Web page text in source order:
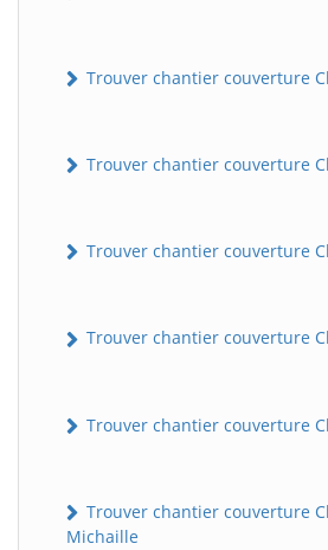
Trouver chantier couverture
Trouver chantier couverture
Trouver chantier couverture
Trouver chantier couverture
Trouver chantier couverture
Trouver chantier couverture
Michaille